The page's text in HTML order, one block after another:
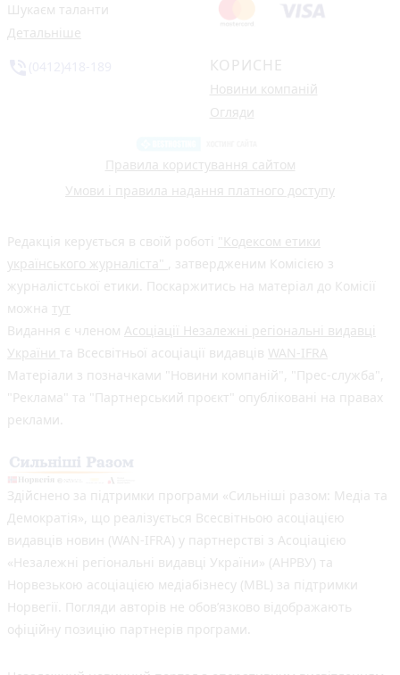
Шукаєм таланти
Детальніше
КОРИСНЕ
Новини компаній
Огляди
Правила користування сайтом
Умови і правила надання платного доступу
Редакція керується в своїй роботі "Кодексом етики
українського журналіста" , затвердженим Комісією з
журналістської етики. Поскаржитись на матеріал до Комісії
можна тут
Видання є членом Асоціації Незалежні регіональні видавці
України та Всесвітньої асоціації видавців WAN-IFRA
Матеріали з позначками "Новини компаній", "Прес-служба",
"Реклама" та "Партнерський проєкт" опубліковані на правах
реклами.
Здійснено за підтримки програми «Сильніші разом: Медіа та
Демократія», що реалізується Всесвітньою асоціацією
видавців новин (WAN-IFRA) у партнерстві з Асоціацією
«Незалежні регіональні видавці України» (АНРВУ) та
Норвезькою асоціацією медіабізнесу (MBL) за підтримки
Норвегії. Погляди авторів не обов’язково відображають
офіційну позицію партнерів програми.